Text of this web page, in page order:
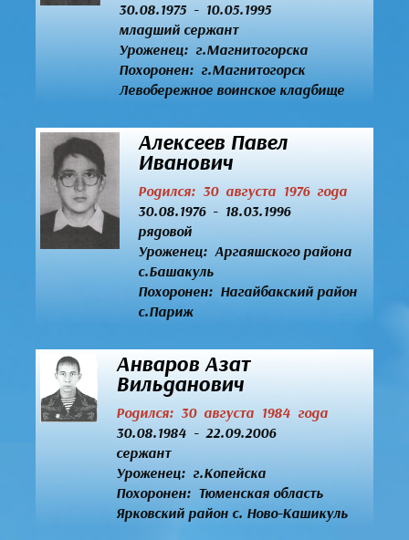
30.08.1975 - 10.05.1995
младший сержант
Уроженец: г.Магнитогорска
Похоронен: г.Магнитогорск
Левобережное воинское кладбище
Алексеев Павел
Иванович
Родился: 30 августа 1976 года
30.08.1976 - 18.03.1996
рядовой
Уроженец:Аргаяшского района
с.Башакуль
Похоронен: Нагайбакский район
с.Париж
Анваров Азат
Вильданович
Родился: 30 августа 1984 года
30.08.1984 - 22.09.2006
сержант
Уроженец:г.Копейска
Похоронен: Тюменская область
Ярковский район с. Ново-Кашикуль